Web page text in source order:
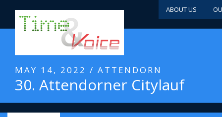
ABOUT US
MAY 14, 2022 / ATTENDORN
30. Attendorner Citylauf